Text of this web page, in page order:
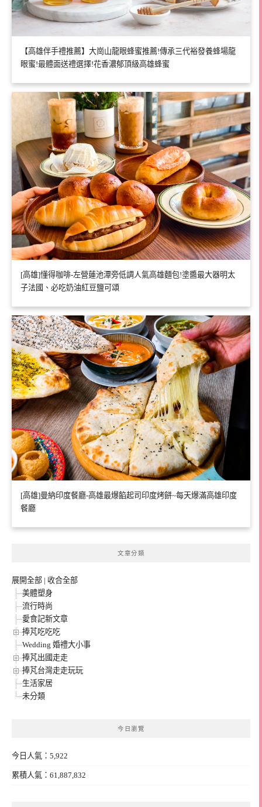
【高雄伴手禮推薦】大崗山龍眼蜂蜜推薦!傳承三代裕發養蜂場龍
眼蜜!最體面送禮選擇!花香濃郁頂級高雄蜂蜜
[高雄]懂得咖啡-左營蓮池潭旁低調人氣高雄麵包!塗醬最大器明太
子法國、必吃奶油紅豆鹽可頌
[高雄]曼納印度餐廳-高雄最爆餡起司印度烤餅~每天爆滿高雄印度
餐廳
文章分類
展開全部 | 收合全部
美體塑身
流行時尚
愛食記新文章
捧芃吃吃吃
Wedding 婚禮大小事
捧芃出國走走
捧芃台灣走走玩玩
生活家居
未分類
今日瀏覽
今日人氣：5,922
累積人氣：61,887,832